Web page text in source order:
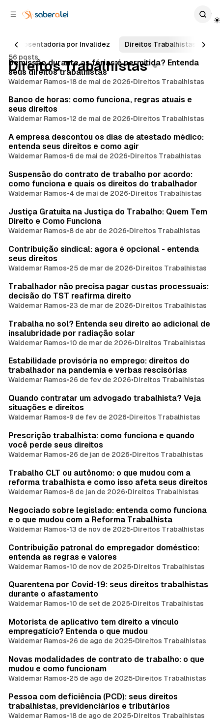
Aposentadoria por Invalidez Direitos Trabalhistas
56 posts
Direitos Trabalhistas
Posts
Demissão durante as férias é permitida? Entenda
seus direitos trabalhistas
Waldemar Ramos•18 de mai de 2026•Direitos Trabalhistas
Banco de horas: como funciona, regras atuais e
seus direitos
Waldemar Ramos•12 de mai de 2026•Direitos Trabalhistas
A empresa descontou os dias de atestado médico:
entenda seus direitos e como agir
Waldemar Ramos•6 de mai de 2026•Direitos Trabalhistas
Suspensão do contrato de trabalho por acordo:
como funciona e quais os direitos do trabalhador
Waldemar Ramos•4 de mai de 2026•Direitos Trabalhistas
Justiça Gratuita na Justiça do Trabalho: Quem Tem
Direito e Como Funciona
Waldemar Ramos•8 de abr de 2026•Direitos Trabalhistas
Contribuição sindical: agora é opcional - entenda
seus direitos
Waldemar Ramos•25 de mar de 2026•Direitos Trabalhistas
Trabalhador não precisa pagar custas processuais:
decisão do TST reafirma direito
Waldemar Ramos•23 de mar de 2026•Direitos Trabalhistas
Trabalha no sol? Entenda seu direito ao adicional de
insalubridade por radiação solar
Waldemar Ramos•10 de mar de 2026•Direitos Trabalhistas
Estabilidade provisória no emprego: direitos do
trabalhador na pandemia e verbas rescisórias
Waldemar Ramos•26 de fev de 2026•Direitos Trabalhistas
Quando contratar um advogado trabalhista? Veja
situações e direitos
Waldemar Ramos•9 de fev de 2026•Direitos Trabalhistas
Prescrição trabalhista: como funciona e quando
você perde seus direitos
Waldemar Ramos•26 de jan de 2026•Direitos Trabalhistas
Trabalho CLT ou autônomo: o que mudou com a
reforma trabalhista e como isso afeta seus direitos
Waldemar Ramos•8 de jan de 2026•Direitos Trabalhistas
Negociado sobre legislado: entenda como funciona
e o que mudou com a Reforma Trabalhista
Waldemar Ramos•13 de nov de 2025•Direitos Trabalhistas
Contribuição patronal do empregador doméstico:
entenda as regras e valores
Waldemar Ramos•10 de nov de 2025•Direitos Trabalhistas
Quarentena por Covid-19: seus direitos trabalhistas
durante o afastamento
Waldemar Ramos•10 de set de 2025•Direitos Trabalhistas
Motorista de aplicativo tem direito a vínculo
empregatício? Entenda o que mudou
Waldemar Ramos•26 de ago de 2025•Direitos Trabalhistas
Novas modalidades de contrato de trabalho: o que
mudou e como funcionam
Waldemar Ramos•25 de ago de 2025•Direitos Trabalhistas
Pessoa com deficiência (PCD): seus direitos
trabalhistas, previdenciários e tributários
Waldemar Ramos•18 de ago de 2025•Direitos Trabalhistas